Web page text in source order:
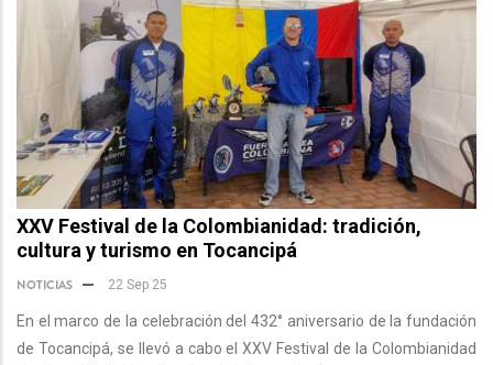
XXV Festival de la Colombianidad: tradición,
cultura y turismo en Tocancipá
NOTICIAS 22 Sep 25
En el marco de la celebración del 432° aniversario de la fundación
de Tocancipá, se llevó a cabo el XXV Festival de la Colombianidad